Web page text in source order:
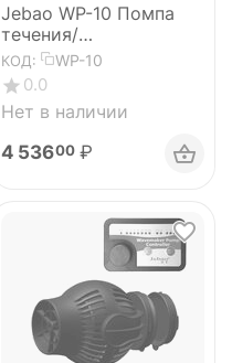
Jebao WP-10 Помпа
течения/
волногенератор с
контроллером 4000 л/
ч
КОД: WP-10
0.0
Нет в наличии
4 53600 ₽